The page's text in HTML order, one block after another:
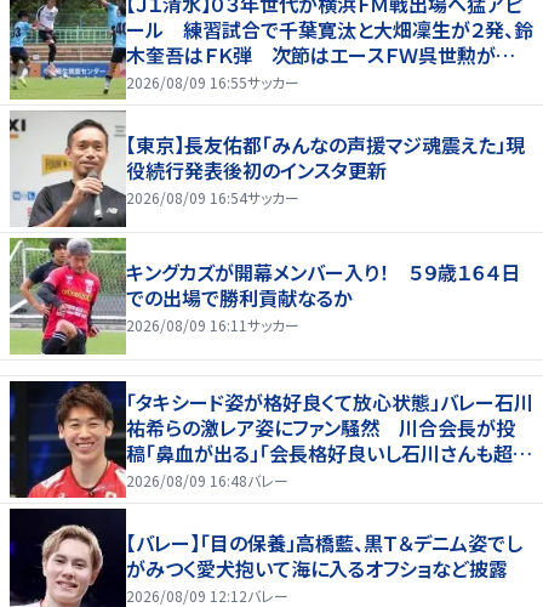
ール 練習試合で千葉寛汰と大畑凜生が２発、鈴
木奎吾はＦＫ弾 次節はエースＦＷ呉世勲が出
場停止
2026/08/09 16:55サッカー
【東京】長友佑都「みんなの声援マジ魂震えた」現
役続行発表後初のインスタ更新
2026/08/09 16:54サッカー
キングカズが開幕メンバー入り！ ５９歳１６４日
での出場で勝利貢献なるか
2026/08/09 16:11サッカー
「タキシード姿が格好良くて放心状態」バレー石川
祐希らの激レア姿にファン騒然 川合会長が投
稿「鼻血が出る」「会長格好良いし石川さんも超格
好いい」
2026/08/09 16:48バレー
【バレー】「目の保養」高橋藍、黒Ｔ＆デニム姿でし
がみつく愛犬抱いて海に入るオフショなど披露
2026/08/09 12:12バレー